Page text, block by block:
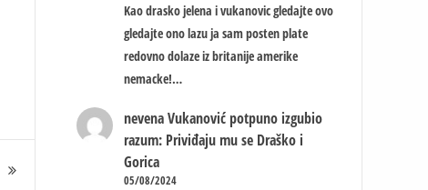
Kao drasko jelena i vukanovic gledajte ovo
gledajte ono lazu ja sam posten plate
redovno dolaze iz britanije amerike
nemacke!…
nevena Vukanović potpuno izgubio
razum: Priviđaju mu se Draško i
Gorica
05/08/2024